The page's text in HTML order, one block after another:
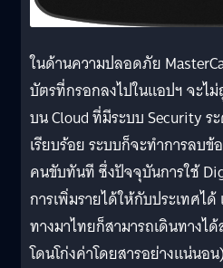
ในด้านความปลอดภัย
บัตรที่กรอกลงไปในแอปฯ จะไ
บน Cloud ที่มีระบบ Security
เรียบร้อย ระบบก็จะทำการลบ
คนขับทันที ซึ่งปัจจุบันการใช้
การเพิ่มรายได้ให้กับประเทศไ
ทางมาไทยก็สามารถเดินทาง
โดนโก่งค่าโดยสารอย่างแน่นอน)